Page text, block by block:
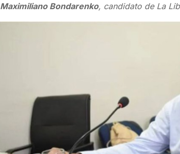
Maximiliano Bondarenko, candidato de La